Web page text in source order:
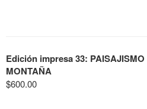
Edición impresa 33:
MONTAÑA
$600.00